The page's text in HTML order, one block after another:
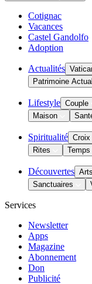
Cotignac
Vacances
Castel Gandolfo
Adoption
Actualités
Patrimoine
Lifestyle Couple
Maison
Spiritualité Croix
Rites
Découvertes Arts
Sanctuaires
Services
Newsletter
Apps
Magazine
Abonnement
Don
Publicité